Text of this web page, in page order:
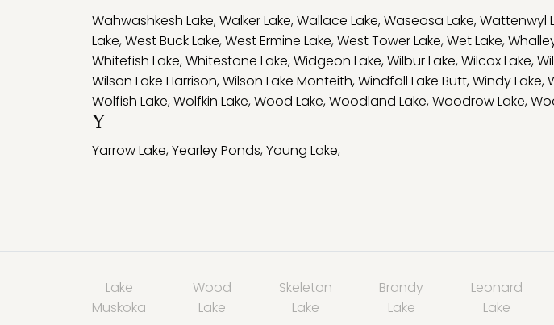
Wahwashkesh Lake,Walker Lake,Wallace Lake,Waseosa Lake,Wattenwyl
Lake,West Buck Lake,West Ermine Lake,West Tower Lake,Wet Lake,
Whitefish Lake,Whitestone Lake,Widgeon Lake,Wilbur Lake,Wilcox Lake,
Wilson Lake Harrison,Wilson Lake Monteith,Windfall Lake Butt,Windy Lake,
Wolfish Lake,Wolfkin Lake,Wood Lake,Woodland Lake,Woodrow Lake,
Y
Yarrow Lake,Yearley Ponds,Young Lake,
Lake
Muskoka
Wood
Lake
Skeleton
Lake
Brandy
Lake
Leonard
Lake